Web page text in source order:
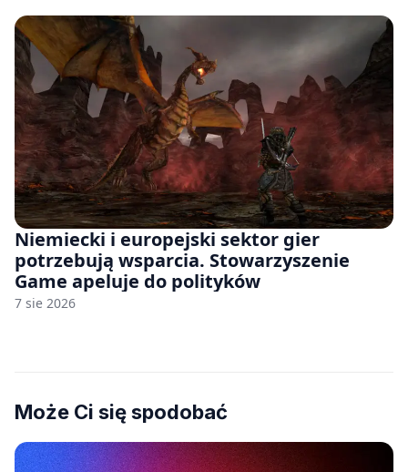
Niemiecki i europejski sektor gier
potrzebują wsparcia. Stowarzyszenie
Game apeluje do polityków
7 sie 2026
Może Ci się spodobać